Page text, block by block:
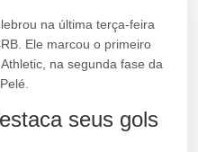
na última terça-feira
Ele marcou o primeiro
na segunda fase da
seus gols